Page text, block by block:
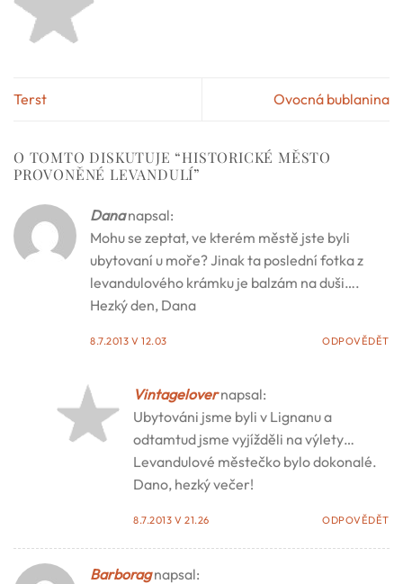
Terst Ovocná bublanina
O TOMTO DISKUTUJE “HISTORICKÉ MĚSTO
PROVONĚNÉ LEVANDULÍ”
Dana napsal:
Mohu se zeptat, ve kterém městě jste byli
ubytovaní u moře? Jinak ta poslední fotka z
levandulového krámku je balzám na duši….
Hezký den, Dana
8.7.2013 V 12.03 ODPOVĚDĚT
Vintagelover napsal:
Ubytováni jsme byli v Lignanu a
odtamtud jsme vyjížděli na výlety…
Levandulové městečko bylo dokonalé.
Dano, hezký večer!
8.7.2013 V 21.26 ODPOVĚDĚT
Barborag napsal: